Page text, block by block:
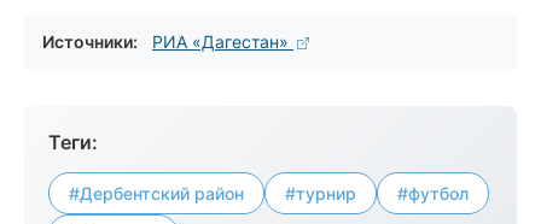
Источники: РИА «Дагестан»
Теги:
#Дербентский район #турнир #футбол